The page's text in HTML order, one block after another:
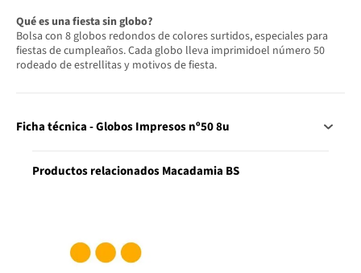
Qué es una fiesta sin globo?
Bolsa con 8 globos redondos de colores surtidos, especiales para
fiestas de cumpleaños. Cada globo lleva imprimidoel número 50
rodeado de estrellitas y motivos de fiesta.
Ficha técnica - Globos Impresos nº50 8u
Productos relacionados Macadamia BS